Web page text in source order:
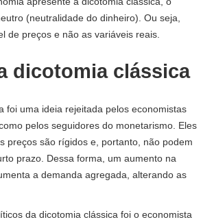
(neutralidade do dinheiro). Ou seja,
de preços e não as variáveis ​​reais.
dicotomia clássica
foi uma ideia rejeitada pelos economistas
pelos seguidores do monetarismo. Eles
preços são rígidos e, portanto, não podem
prazo. Dessa forma, um aumento na
a demanda agregada, alterando as
da dicotomia clássica foi o economista